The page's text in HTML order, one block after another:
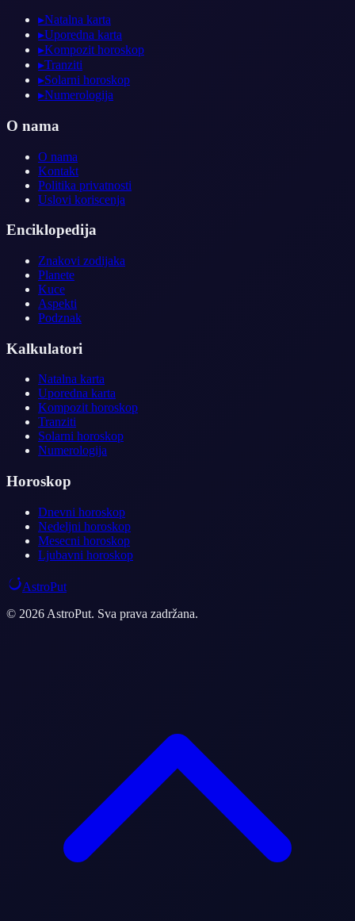
▸Natalna karta
▸Uporedna karta
▸Kompozit horoskop
▸Tranziti
▸Solarni horoskop
▸Numerologija
O nama
O nama
Kontakt
Politika privatnosti
Uslovi koriscenja
Enciklopedija
Znakovi zodijaka
Planete
Kuce
Aspekti
Podznak
Kalkulatori
Natalna karta
Uporedna karta
Kompozit horoskop
Tranziti
Solarni horoskop
Numerologija
Horoskop
Dnevni horoskop
Nedeljni horoskop
Mesecni horoskop
Ljubavni horoskop
AstroPut
© 2026 AstroPut. Sva prava zadržana.